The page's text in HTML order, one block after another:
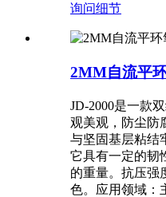
询问细节
2MM自流平
JD-2000是一款
观美观，防尘防
与坚固基层粘结
它具有一定的韧
的重量。抗压强
色。应用领域：